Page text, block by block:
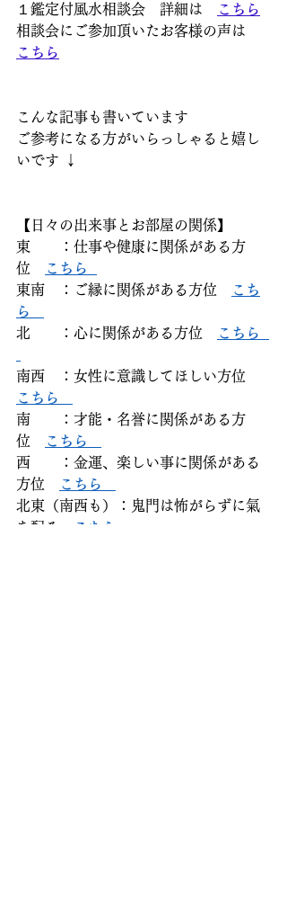
１鑑定付風水相談会　詳細は
こちら
相談会にご参加頂いたお客様の声は
こちら
こんな記事も書いています
ご参考になる方がいらっしゃると嬉し
いです ↓
【日々の出来事とお部屋の関係】
東　　：仕事や健康に関係がある方
位
こちら
東南　：ご縁に関係がある方位
こち
ら
北　　：心に関係がある方位
こちら
南西　：女性に意識してほしい方位
こちら
南　　：才能・名誉に関係がある方
位
こちら
西　　：金運、楽しい事に関係がある
方位
こちら
北東（南西も）：鬼門は怖がらずに氣
を配る
こちら